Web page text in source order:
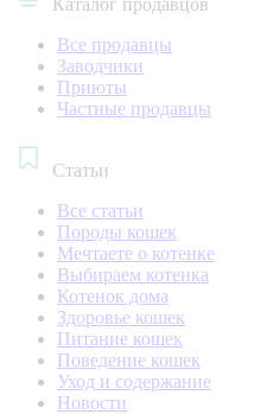
Каталог продавцов
Все продавцы
Заводчики
Приюты
Частные продавцы
Статьи
Все статьи
Породы кошек
Мечтаете о котенке
Выбираем котенка
Котенок дома
Здоровье кошек
Питание кошек
Поведение кошек
Уход и содержание
Новости